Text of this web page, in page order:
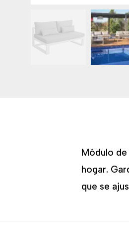
Módulo
hogar.
que se